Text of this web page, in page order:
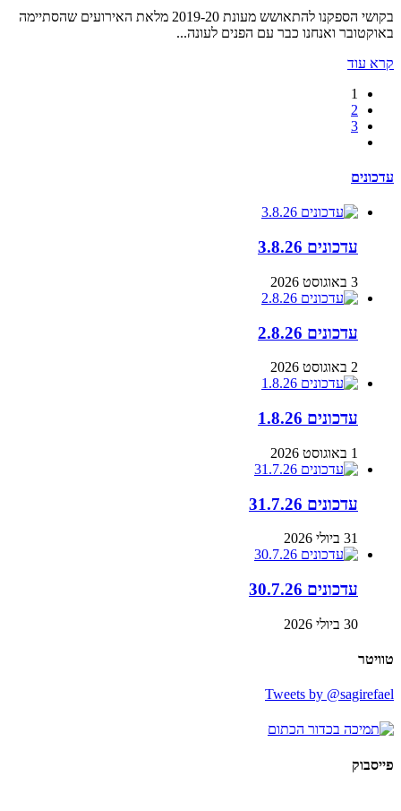
בקושי הספקנו להתאושש מעונת 2019-20 מלאת האירועים שהסתיימה
באוקטובר ואנחנו כבר עם הפנים לעונה...
קרא עוד
1
2
3
עדכונים
עדכונים 3.8.26
3 באוגוסט 2026
עדכונים 2.8.26
2 באוגוסט 2026
עדכונים 1.8.26
1 באוגוסט 2026
עדכונים 31.7.26
31 ביולי 2026
עדכונים 30.7.26
30 ביולי 2026
טוויטר
Tweets by @sagirefael
פייסבוק